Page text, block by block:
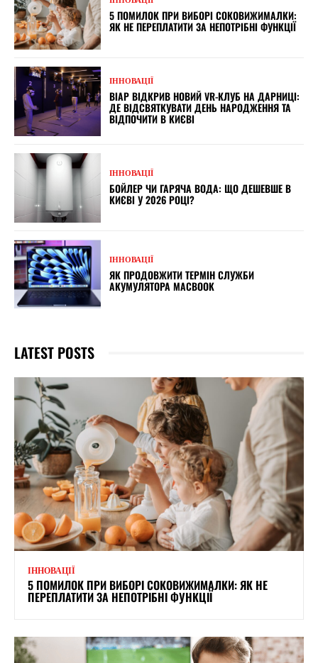
5 ПОМИЛОК ПРИ ВИБОРІ СОКОВИЖИМАЛКИ:
ЯК НЕ ПЕРЕПЛАТИТИ ЗА НЕПОТРІБНІ ФУНКЦІЇ
ІННОВАЦІЇ
ВІАР ВІДКРИВ НОВИЙ VR-КЛУБ НА ДАРНИЦІ:
ДЕ ВІДСВЯТКУВАТИ ДЕНЬ НАРОДЖЕННЯ ТА
ВІДПОЧИТИ В КИЄВІ
ІННОВАЦІЇ
БОЙЛЕР ЧИ ГАРЯЧА ВОДА: ЩО ДЕШЕВШЕ В
КИЄВІ У 2026 РОЦІ?
ІННОВАЦІЇ
ЯК ПРОДОВЖИТИ ТЕРМІН СЛУЖБИ
АКУМУЛЯТОРА MACBOOK
LATEST POSTS
ІННОВАЦІЇ
5 ПОМИЛОК ПРИ ВИБОРІ СОКОВИЖИМАЛКИ: ЯК НЕ
ПЕРЕПЛАТИТИ ЗА НЕПОТРІБНІ ФУНКЦІЇ